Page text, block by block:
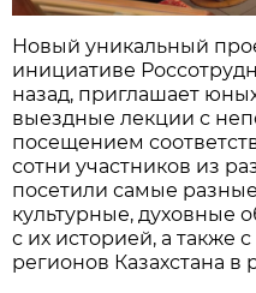
Новый уникальный
инициативе
назад, приглашает
выездные лекции с
посещением
сотни участников из
посетили самые
культурные, духовные
с их историей, а также
регионов Казахстана